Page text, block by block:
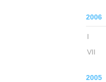
2006
I
VII
2005